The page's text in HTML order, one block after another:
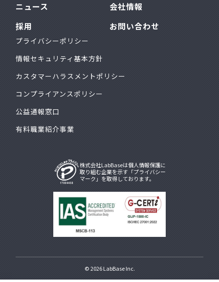
ニュース
採用
会社情報
お問い合わせ
プライバシーポリシー
情報セキュリティ基本方針
カスタマーハラスメントポリシー
コンプライアンスポリシー
公益通報窓口
有料職業紹介事業
株式会社LabBaseは個人情報保護に
取り組む企業を示す「プライバシー
マーク」を取得しております。
© 2026LabBase Inc.